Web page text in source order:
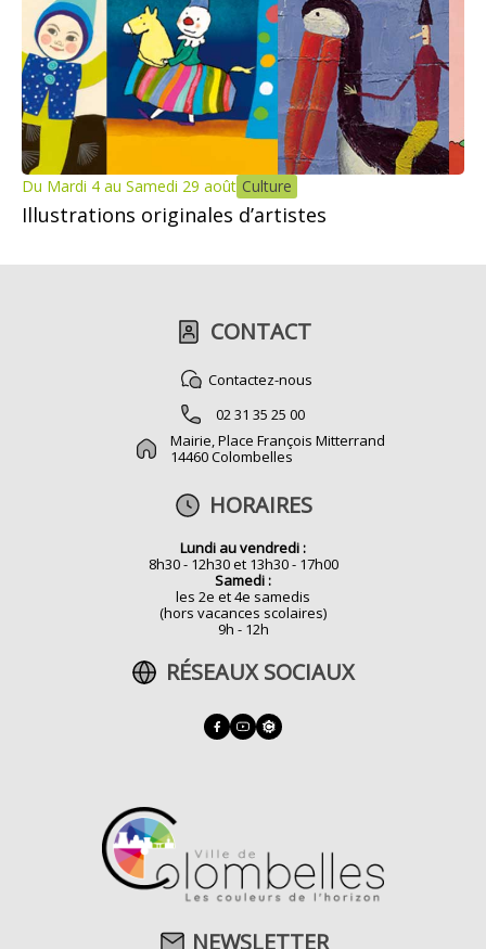
Du Mardi 4 au Samedi 29 août Culture
Illustrations originales d’artistes
CONTACT
Contactez-nous
02 31 35 25 00
Mairie, Place François Mitterrand
14460 Colombelles
HORAIRES
Lundi au vendredi :
8h30 - 12h30 et 13h30 - 17h00
Samedi :
les 2e et 4e samedis
(hors vacances scolaires)
9h - 12h
RÉSEAUX SOCIAUX
NEWSLETTER